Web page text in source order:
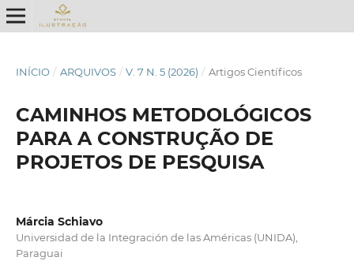
INÍCIO / ARQUIVOS / V. 7 N. 5 (2026) / Artigos Científicos
CAMINHOS METODOLÓGICOS
PARA A CONSTRUÇÃO DE
PROJETOS DE PESQUISA
Márcia Schiavo
Universidad de la Integración de las Américas (UNIDA),
Paraguai